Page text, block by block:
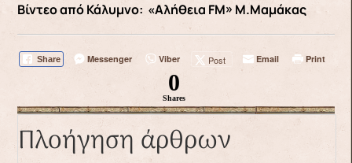
Βίντεο από Κάλυμνο: «Αλήθεια FM» Μ.Μαμάκας
Share Messenger Viber Post Email Print
0
Shares
Πλοήγηση άρθρων